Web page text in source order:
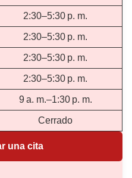
2:30–5:30 p. m.
2:30–5:30 p. m.
2:30–5:30 p. m.
2:30–5:30 p. m.
9 a. m.–1:30 p. m.
Cerrado
una cita